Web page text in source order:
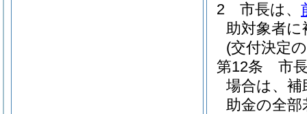
2
市長は、
助対象者
(交付決定
第12条
市
場合は、
助金の全